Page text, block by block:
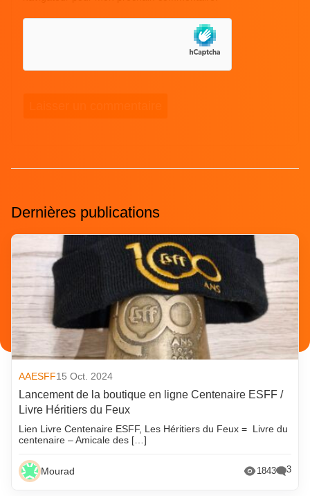
Dernières publications
AAESFF15 Oct. 2024
Lancement de la boutique en ligne Centenaire ESFF /
Livre Héritiers du Feux
Lien Livre Centenaire ESFF, Les Héritiers du Feux = Livre du
centenaire – Amicale des […]
Mourad 1843 3